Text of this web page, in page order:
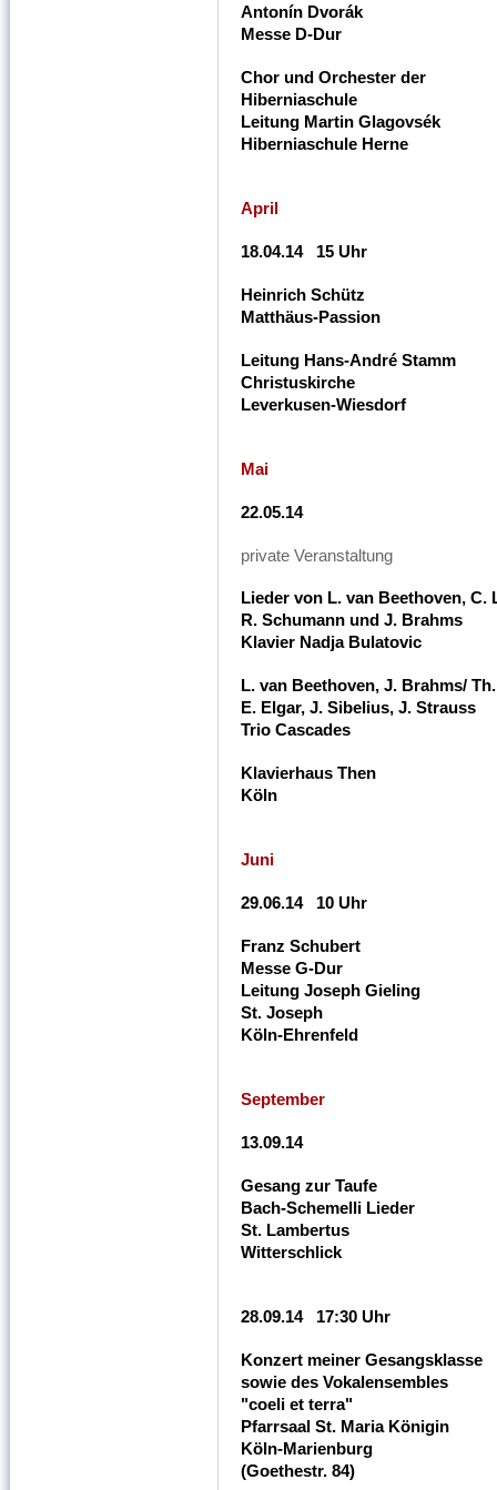
Antonín Dvorák
Messe D-Dur
Chor und Orchester der
Hiberniaschule
Leitung Martin Glagovsék
Hiberniaschule Herne
April
18.04.14 15 Uhr
Heinrich Schütz
Matthäus-Passion
Leitung Hans-André Stamm
Christuskirche
Leverkusen-Wiesdorf
Mai
22.05.14
private Veranstaltung
Lieder von L. van Beethoven, C.
R. Schumann und J. Brahms
Klavier Nadja Bulatovic
L. van Beethoven, J. Brahms/
E. Elgar, J. Sibelius, J. Strauss
Trio Cascades
Klavierhaus Then
Köln
Juni
29.06.14 10 Uhr
Franz Schubert
Messe G-Dur
Leitung Joseph Gieling
St. Joseph
Köln-Ehrenfeld
September
13.09.14
Gesang zur Taufe
Bach-Schemelli Lieder
St. Lambertus
Witterschlick
28.09.14 17:30 Uhr
Konzert meiner Gesangsklasse
sowie des Vokalensembles
"coeli et terra"
Pfarrsaal St. Maria Königin
Köln-Marienburg
(Goethestr. 84)